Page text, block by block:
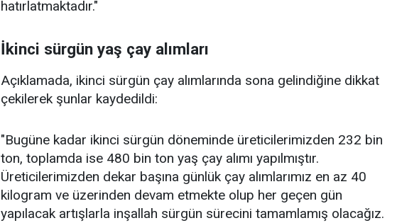
hatırlatmaktadır."
İkinci sürgün yaş çay alımları
Açıklamada, ikinci sürgün çay alımlarında sona gelindiğine dikkat
çekilerek şunlar kaydedildi:
"Bugüne kadar ikinci sürgün döneminde üreticilerimizden 232 bin
ton, toplamda ise 480 bin ton yaş çay alımı yapılmıştır.
Üreticilerimizden dekar başına günlük çay alımlarımız en az 40
kilogram ve üzerinden devam etmekte olup her geçen gün
yapılacak artışlarla inşallah sürgün sürecini tamamlamış olacağız.